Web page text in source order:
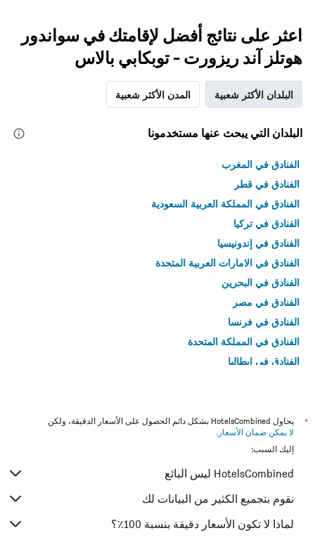
اعثر على نتائج أفضل لإقامتك في سواندور
هوتلز آند ريزورت - توبكابي بالاس
البلدان الأكثر شعبية المدن الأكثر شعبية
البلدان التي يبحث عنها مستخدمونا
الفنادق في المغرب
الفنادق في قطر
الفنادق في المملكة العربية السعودية
الفنادق في تركيا
الفنادق في إندونيسيا
الفنادق في الامارات العربية المتحدة
الفنادق في البحرين
الفنادق في مصر
الفنادق في فرنسا
الفنادق في المملكة المتحدة
الفنادق في إيطاليا
*
يحاول HotelsCombined بشكل دائم الحصول على الأسعار الدقيقة، ولكن
لا يمكن ضمان الأسعار .
إليك السبب:
HotelsCombined ليس البائع
نقوم بتجميع الكثير من البيانات لك
لماذا لا تكون الأسعار دقيقة بنسبة 100٪؟